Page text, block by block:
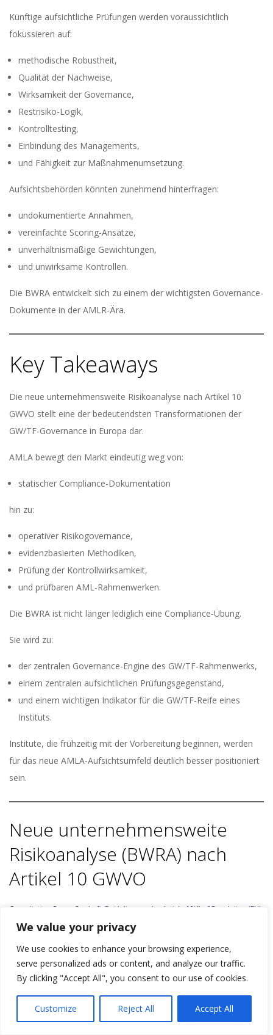
We value your privacy
We use cookies to enhance your browsing experience,
serve personalized ads or content, and analyze our traffic.
By clicking "Accept All", you consent to our use of cookies.
Customize Reject All Accept All
Künftige aufsichtliche Prüfungen werden voraussichtlich
fokussieren auf:
methodische Robustheit,
Qualität der Nachweise,
Wirksamkeit der Governance,
Restrisiko-Logik,
Kontrolltesting,
Einbindung des Managements,
und Fähigkeit zur Maßnahmenumsetzung.
Aufsichtsbehörden könnten zunehmend hinterfragen:
undokumentierte Annahmen,
vereinfachte Scoring-Ansätze,
unverhältnismäßige Gewichtungen,
und unwirksame Kontrollen.
Die BWRA entwickelt sich zu einem der wichtigsten Governance-
Dokumente in der AMLR-Ära.
Key Takeaways
Die neue unternehmensweite Risikoanalyse nach Artikel 10
GWVO stellt eine der bedeutendsten Transformationen der
GW/TF-Governance in Europa dar.
AMLA bewegt den Markt eindeutig weg von:
statischer Compliance-Dokumentation
hin zu:
operativer Risikogovernance,
evidenzbasierten Methodiken,
Prüfung der Kontrollwirksamkeit,
und prüfbaren AML-Rahmenwerken.
Die BWRA ist nicht länger lediglich eine Compliance-Übung.
Sie wird zu:
der zentralen Governance-Engine des GW/TF-Rahmenwerks,
einem zentralen aufsichtlichen Prüfungsgegenstand,
und einem wichtigen Indikator für die GW/TF-Reife eines
Instituts.
Institute, die frühzeitig mit der Vorbereitung beginnen, werden
für das neue AMLA-Aufsichtsumfeld deutlich besser positioniert
sein.
Neue unternehmensweite
Risikoanalyse (BWRA) nach
Artikel 10 GWVO
Consultation Paper On draft Guidelines under Article 10(4) of Regulation (EU)
20241624 Herunterladen
Quelle: https://www.amla.europa.eu/policy/public-
consultations/consultation-draft-guidelines-business-wide-risk-